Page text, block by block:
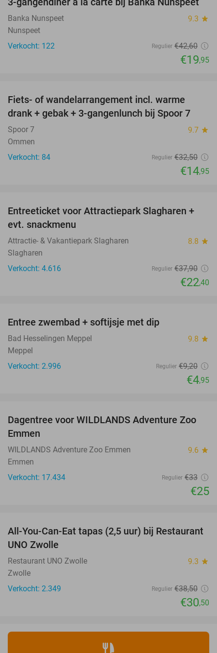
53%
NEW
TODAY
Banka Nunspeet 9.3 star
Nunspeet
Verkocht: 122
Regulier €42,60
€19,95
Fiets- of wandelarrangement incl. warme
drank + gebak + 3-gangenlunch bij Spoor 7
Spoor 7 9.7 star
Ommen
Verkocht: 84
Regulier €32,50
€14,95
41%
Entreeticket voor Attractiepark Slagharen +
evt. snackmenu
Attractie- & Vakantiepark Slagharen 8.8 star
Slagharen
Verkocht: 4.616
Regulier €37,90
€22,40
Entree zwembad + softijsje met dip
Bad Hesselingen Meppel 9.8 star
Meppel
Verkocht: 2.996
Regulier €9,20
€4,95
24%
Dagentree voor WILDLANDS Adventure Zoo
Emmen
WILDLANDS Adventure Zoo Emmen 9.6 star
Emmen
Verkocht: 17.434
Regulier €33
€25
21%
All-You-Can-Eat tapas (2,5 uur) bij Restaurant
UNO Zwolle
Restaurant UNO Zwolle 9.3 star
Zwolle
Verkocht: 2.349
Regulier €38,50
€30,50